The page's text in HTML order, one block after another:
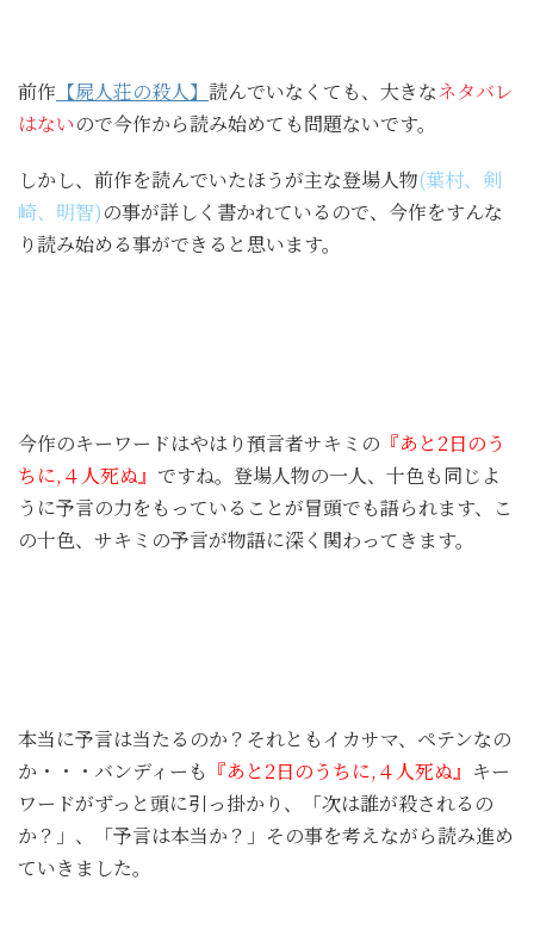
前作 【屍人荘の殺人】 読んでいなくても、大きなネタバレ
はないので今作から読み始めても問題ないです。
しかし、前作を読んでいたほうが主な登場人物(葉村、剣
崎、明智)の事が詳しく書かれているので、今作をすんな
り読み始める事ができると思います。
今作のキーワードはやはり預言者サキミの 『あと2日のう
ちに,４人死ぬ』 ですね。登場人物の一人、十色も同じよ
うに予言の力をもっていることが冒頭でも語られます、こ
の十色、サキミの予言が物語に深く関わってきます。
本当に予言は当たるのか？それともイカサマ、ペテンなの
か・・・バンディーも 『あと2日のうちに,４人死ぬ』 キー
ワードがずっと頭に引っ掛かり、「次は誰が殺されるの
か？」、「予言は本当か？」その事を考えながら読み進め
ていきました。